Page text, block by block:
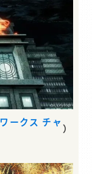
ークス チャ
）